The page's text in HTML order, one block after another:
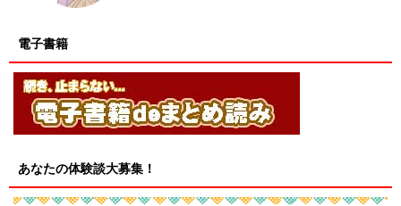
電子書籍
あなたの体験談大募集！